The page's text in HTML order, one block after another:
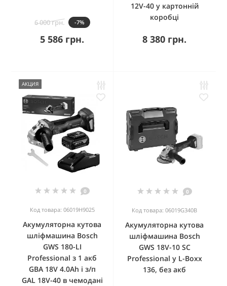
6 000 грн. -7%
5 586 грн.
12V-40 у картонній
коробці
8 380 грн.
АКЦИЯ
0
Код товара: 06019H9025
Акумуляторна кутова
шліфмашина Bosch
GWS 180-LI
Professional з 1 акб
GBA 18V 4.0Ah і з/п
GAL 18V-40 в чемодані
0
Код товара: 06019G340B
Акумуляторна кутова
шліфмашина Bosch
GWS 18V-10 SC
Professional у L-Boxx
136, без акб